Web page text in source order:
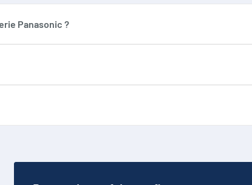
Panasonic ?